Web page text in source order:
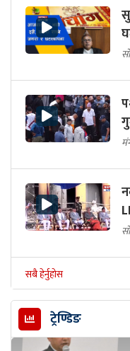
सबै हेर्नुहोस
ट्रेण्डिङ